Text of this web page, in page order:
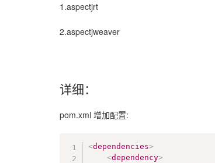
1.aspectjrt
2.aspectjweaver
详细：
pom.xml 增加配置:
<dependencies>
<dependency>